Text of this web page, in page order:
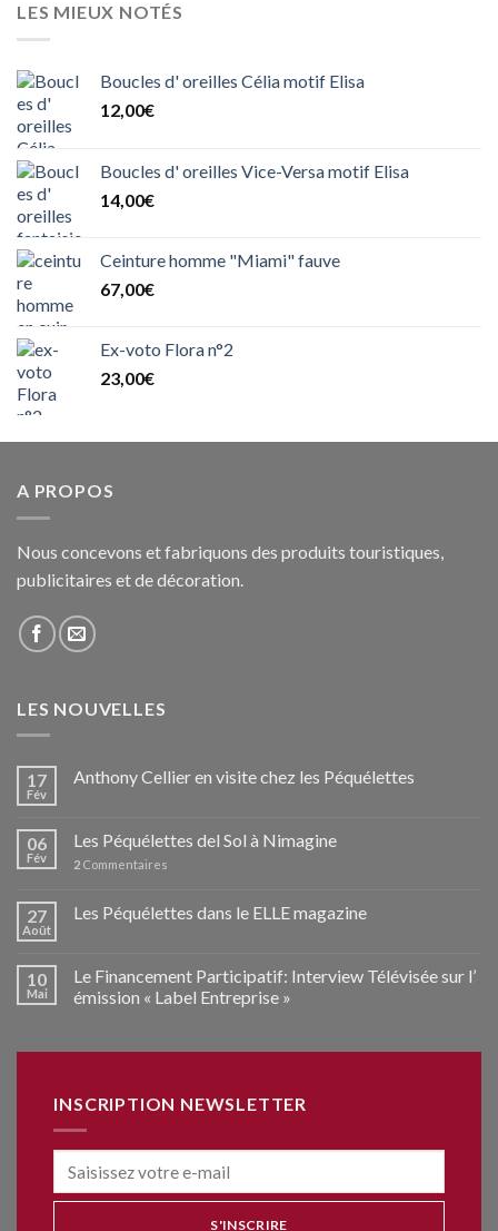
LES MIEUX NOTÉS
Boucles d' oreilles Célia motif Elisa
12,00€
Boucles d' oreilles Vice-Versa motif Elisa
14,00€
Ceinture homme "Miami" fauve
67,00€
Ex-voto Flora n°2
23,00€
A PROPOS
Nous concevons et fabriquons des produits touristiques,
publicitaires et de décoration.
LES NOUVELLES
17
Fév
Anthony Cellier en visite chez les Péquélettes
06
Fév
Les Péquélettes del Sol à Nimagine
2 Commentaires
27
Août
Les Péquélettes dans le ELLE magazine
10
Mai
Le Financement Participatif: Interview Télévisée sur l’
émission « Label Entreprise »
INSCRIPTION NEWSLETTER